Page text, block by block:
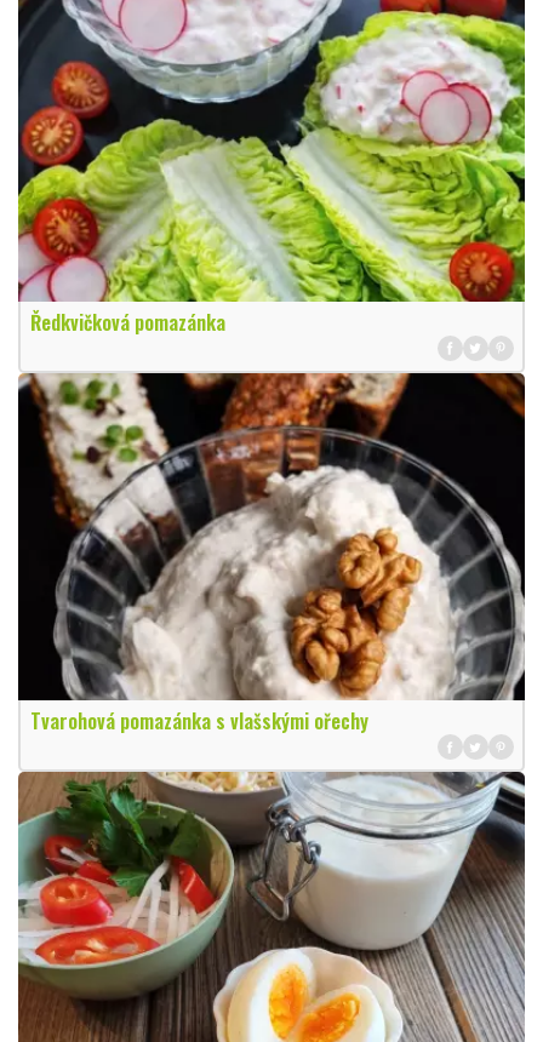
Ředkvičková pomazánka
Tvarohová pomazánka s vlašskými ořechy